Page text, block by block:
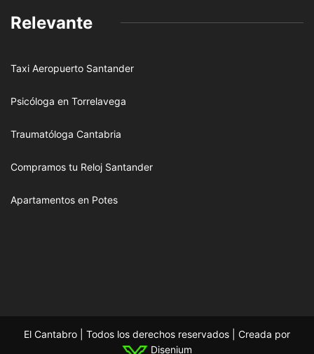
Relevante
Taxi Aeropuerto Santander
Psicóloga en Torrelavega
Traumatóloga Cantabria
Compramos tu Reloj Santander
Apartamentos en Potes
El Cantabro | Todos los derechos reservados | Creada por
Disenium